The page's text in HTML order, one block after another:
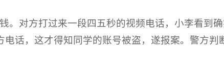
。对方打过来一段四五秒的视频电话，小李看到
话，这才得知同学的账号被盗，遂报案。警方判